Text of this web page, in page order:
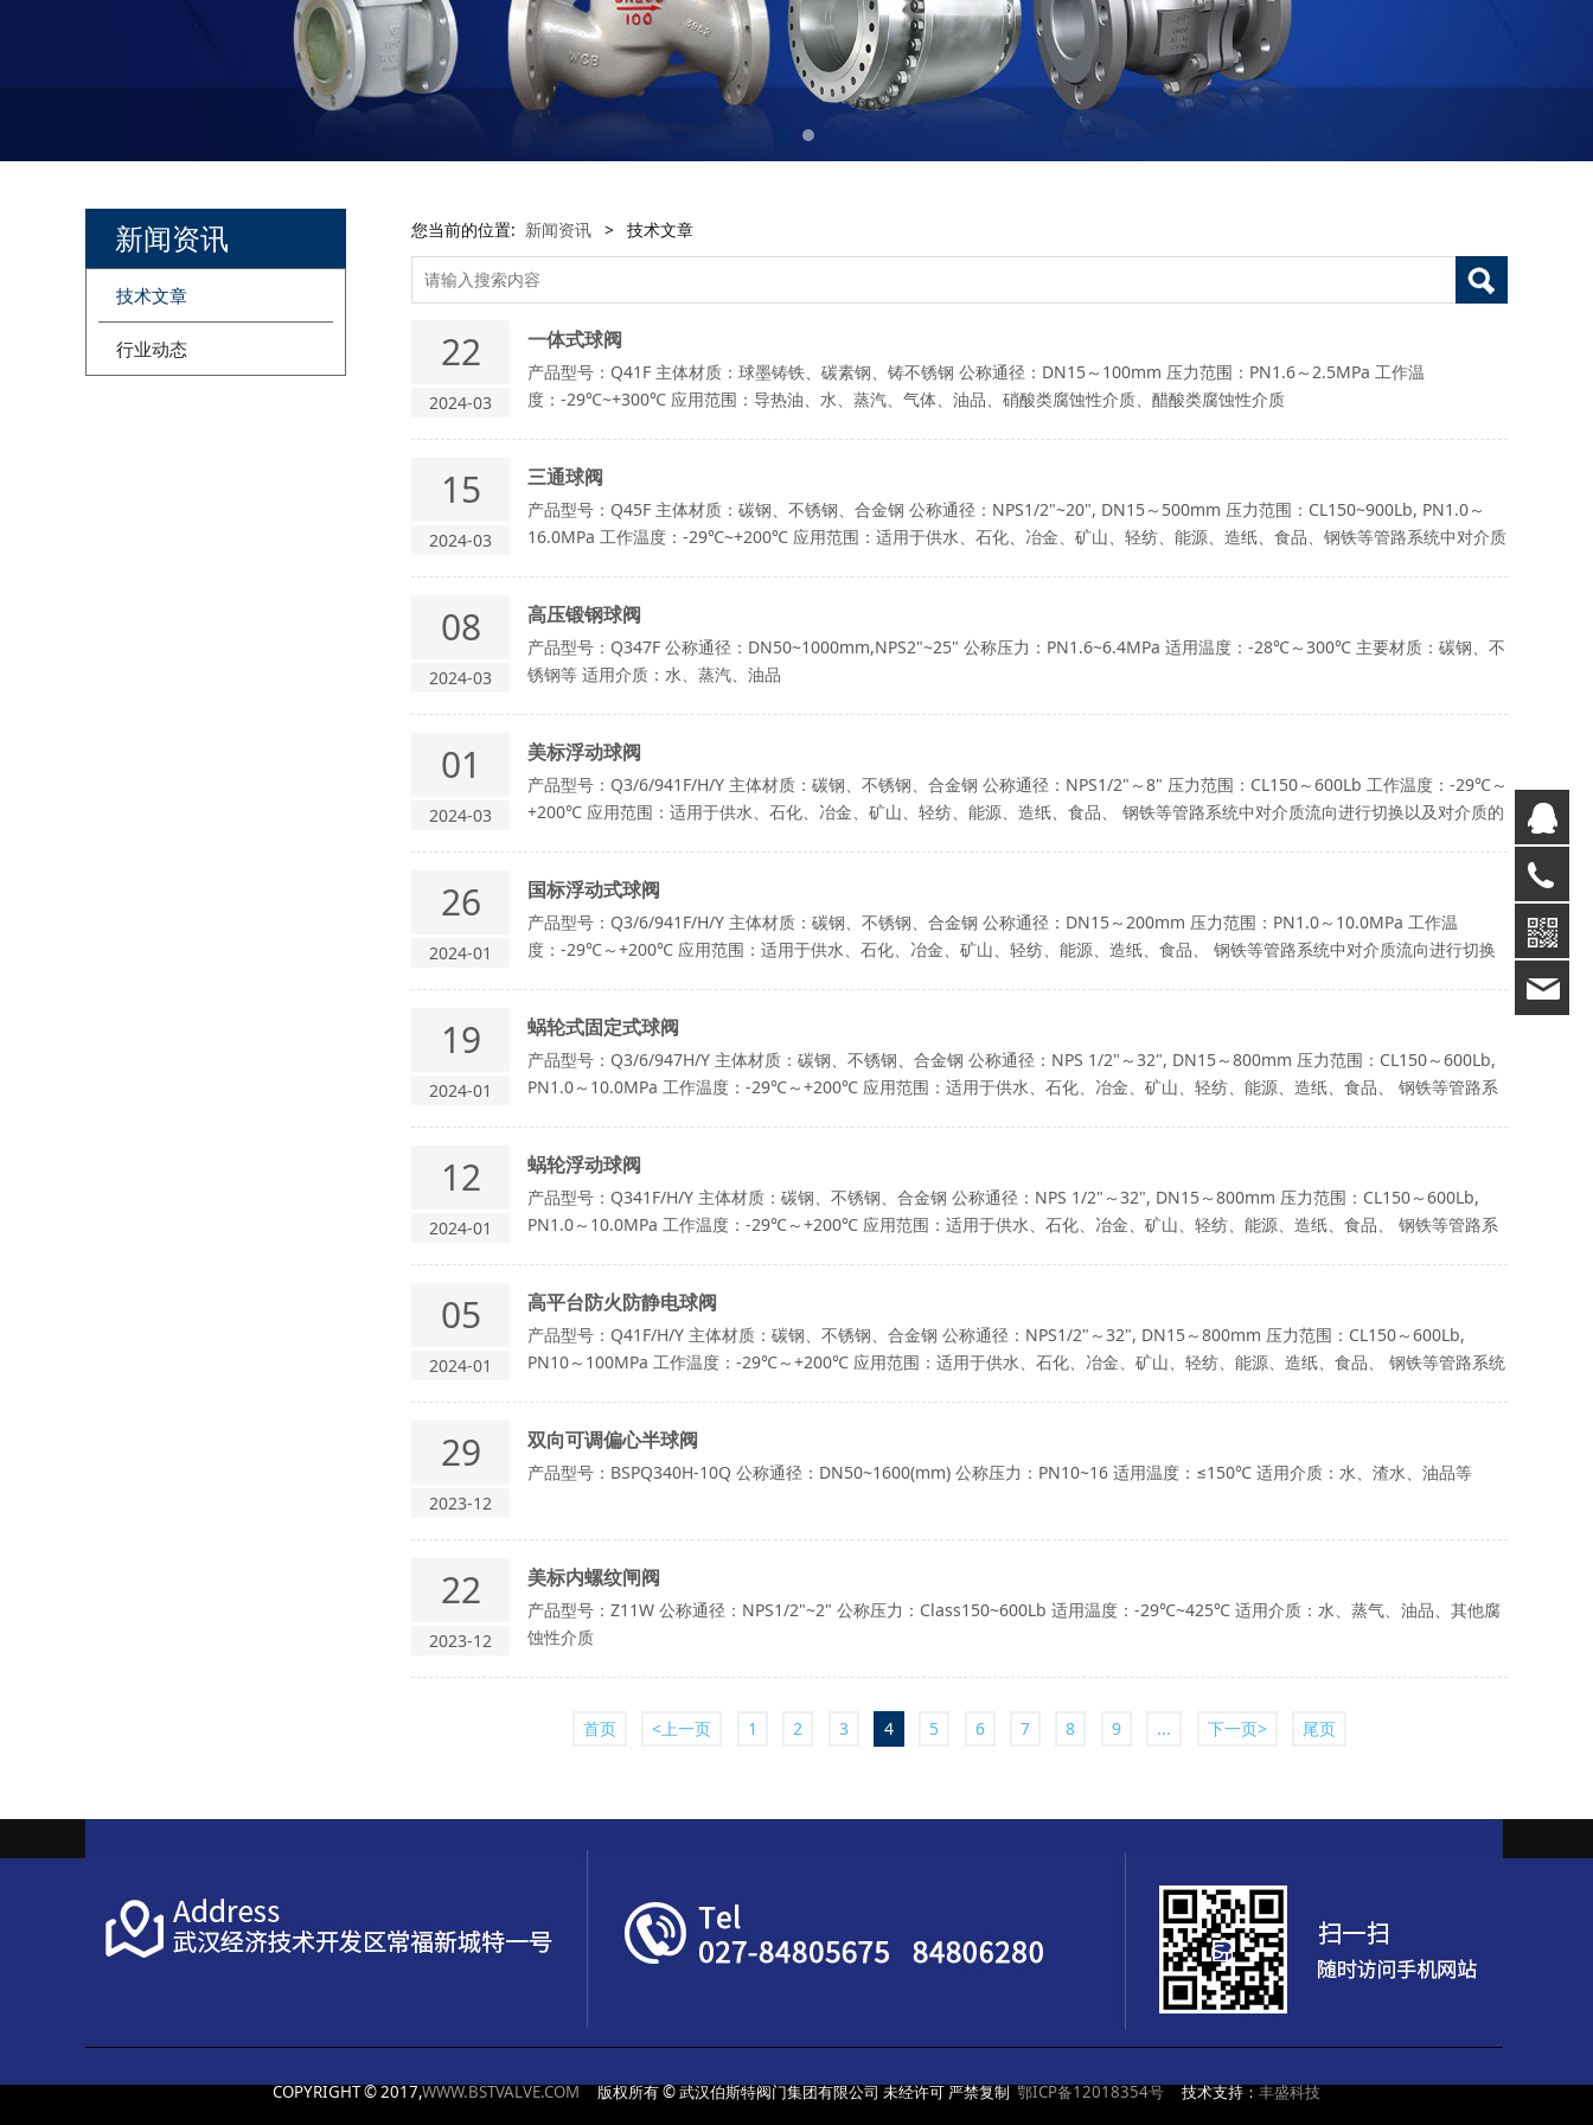
新闻资讯
技术文章
行业动态
您当前的位置: 新闻资讯 > 技术文章
22
2024-03
一体式球阀
产品型号：Q41F 主体材质：球墨铸铁、碳素钢、铸不锈钢 公称通径：DN15～100mm 压力范围：PN1.6～2.5MPa 工作温
度：-29℃~+300℃ 应用范围：导热油、水、蒸汽、气体、油品、硝酸类腐蚀性介质、醋酸类腐蚀性介质
15
2024-03
三通球阀
产品型号：Q45F 主体材质：碳钢、不锈钢、合金钢 公称通径：NPS1/2"~20", DN15～500mm 压力范围：CL150~900Lb, PN1.0～
16.0MPa 工作温度：-29℃~+200℃ 应用范围：适用于供水、石化、冶金、矿山、轻纺、能源、造纸、食品、钢铁等管路系统中对介质
08
2024-03
高压锻钢球阀
产品型号：Q347F 公称通径：DN50~1000mm,NPS2"~25" 公称压力：PN1.6~6.4MPa 适用温度：-28℃～300℃ 主要材质：碳钢、不
锈钢等 适用介质：水、蒸汽、油品
01
2024-03
美标浮动球阀
产品型号：Q3/6/941F/H/Y 主体材质：碳钢、不锈钢、合金钢 公称通径：NPS1/2"～8" 压力范围：CL150～600Lb 工作温度：-29℃～
+200℃ 应用范围：适用于供水、石化、冶金、矿山、轻纺、能源、造纸、食品、 钢铁等管路系统中对介质流向进行切换以及对介质的
26
2024-01
国标浮动式球阀
产品型号：Q3/6/941F/H/Y 主体材质：碳钢、不锈钢、合金钢 公称通径：DN15～200mm 压力范围：PN1.0～10.0MPa 工作温
度：-29℃～+200℃ 应用范围：适用于供水、石化、冶金、矿山、轻纺、能源、造纸、食品、 钢铁等管路系统中对介质流向进行切换
19
2024-01
蜗轮式固定式球阀
产品型号：Q3/6/947H/Y 主体材质：碳钢、不锈钢、合金钢 公称通径：NPS 1/2"～32", DN15～800mm 压力范围：CL150～600Lb,
PN1.0～10.0MPa 工作温度：-29℃～+200℃ 应用范围：适用于供水、石化、冶金、矿山、轻纺、能源、造纸、食品、 钢铁等管路系
12
2024-01
蜗轮浮动球阀
产品型号：Q341F/H/Y 主体材质：碳钢、不锈钢、合金钢 公称通径：NPS 1/2"～32", DN15～800mm 压力范围：CL150～600Lb,
PN1.0～10.0MPa 工作温度：-29℃～+200℃ 应用范围：适用于供水、石化、冶金、矿山、轻纺、能源、造纸、食品、 钢铁等管路系
05
2024-01
高平台防火防静电球阀
产品型号：Q41F/H/Y 主体材质：碳钢、不锈钢、合金钢 公称通径：NPS1/2"～32", DN15～800mm 压力范围：CL150～600Lb,
PN10～100MPa 工作温度：-29℃～+200℃ 应用范围：适用于供水、石化、冶金、矿山、轻纺、能源、造纸、食品、 钢铁等管路系统
29
2023-12
双向可调偏心半球阀
产品型号：BSPQ340H-10Q 公称通径：DN50~1600(mm) 公称压力：PN10~16 适用温度：≤150℃ 适用介质：水、渣水、油品等
22
2023-12
美标内螺纹闸阀
产品型号：Z11W 公称通径：NPS1/2"~2" 公称压力：Class150~600Lb 适用温度：-29℃~425℃ 适用介质：水、蒸气、油品、其他腐
蚀性介质
首页 <上一页 1 2 3 4 5 6 7 8 9 ... 下一页> 尾页
COPYRIGHT © 2017,WWW.BSTVALVE.COM版权所有 © 武汉伯斯特阀门集团有限公司 未经许可 严禁复制鄂ICP备12018354号技术支持：丰盛科技